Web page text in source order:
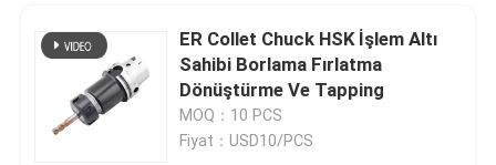
Kalite kontrol
Bize Ulaşın
ER Collet Chuck HSK İşlem Altı
Sahibi Borlama Fırlatma
Dönüştürme Ve Tapping
MOQ：10 PCS
Fiyat：USD10/PCS